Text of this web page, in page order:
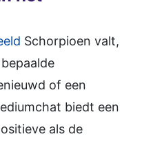
Schorpioen valt,
of een
biedt een
als de